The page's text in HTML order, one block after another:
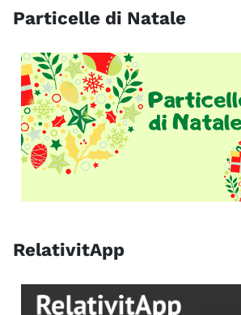
Particelle di Natale
RelativitApp